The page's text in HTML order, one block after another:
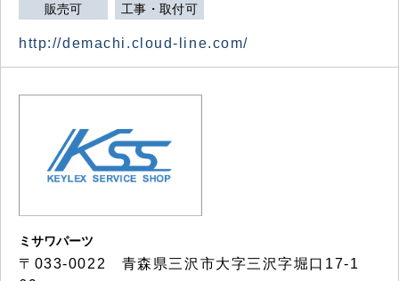
販売可 工事・取付可
http://demachi.cloud-line.com/
ミサワパーツ
〒033-0022 青森県三沢市大字三沢字堀口17-1